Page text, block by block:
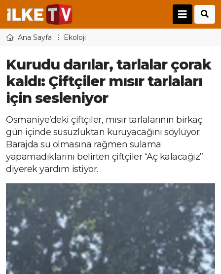
Ana Sayfa Ekoloji
Kurudu darılar, tarlalar çorak
kaldı: Çiftçiler mısır tarlaları
için sesleniyor
Osmaniye’deki çiftçiler, mısır tarlalarının birkaç
gün içinde susuzluktan kuruyacağını söylüyor.
Barajda su olmasına rağmen sulama
yapamadıklarını belirten çiftçiler “Aç kalacağız”
diyerek yardım istiyor.